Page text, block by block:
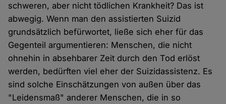
schweren, aber nicht tödlichen Krankheit? Das ist
abwegig. Wenn man den assistierten Suizid
grundsätzlich befürwortet, ließe sich eher für das
Gegenteil argumentieren: Menschen, die nicht
ohnehin in absehbarer Zeit durch den Tod erlöst
werden, bedürften viel eher der Suizidassistenz. Es
sind solche Einschätzungen von außen über das
"Leidensmaß" anderer Menschen, die in so